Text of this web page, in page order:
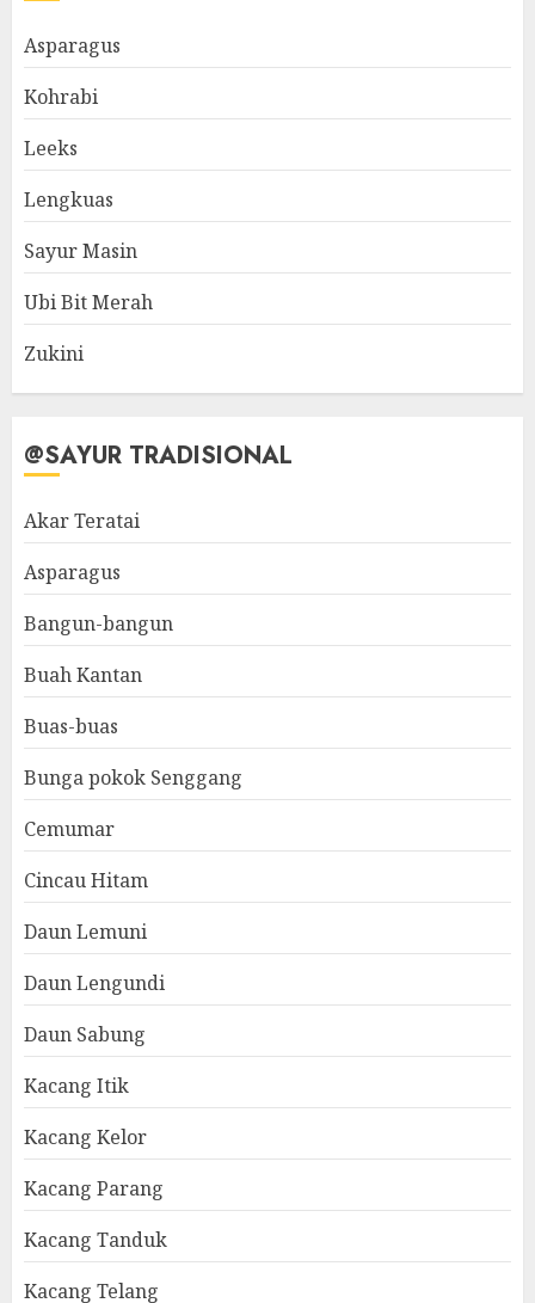
Asparagus
Kohrabi
Leeks
Lengkuas
Sayur Masin
Ubi Bit Merah
Zukini
@SAYUR TRADISIONAL
Akar Teratai
Asparagus
Bangun-bangun
Buah Kantan
Buas-buas
Bunga pokok Senggang
Cemumar
Cincau Hitam
Daun Lemuni
Daun Lengundi
Daun Sabung
Kacang Itik
Kacang Kelor
Kacang Parang
Kacang Tanduk
Kacang Telang